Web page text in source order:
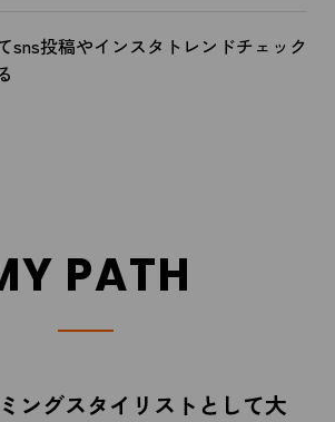
sns投稿やインスタトレンドチェック
PATH
ングスタイリストとして大